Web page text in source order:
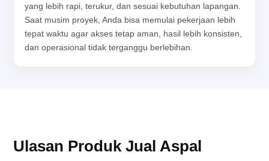
yang lebih rapi, terukur, dan sesuai kebutuhan lapangan.
Saat musim proyek, Anda bisa memulai pekerjaan lebih
tepat waktu agar akses tetap aman, hasil lebih konsisten,
dan operasional tidak terganggu berlebihan.
Ulasan Produk Jual Aspal